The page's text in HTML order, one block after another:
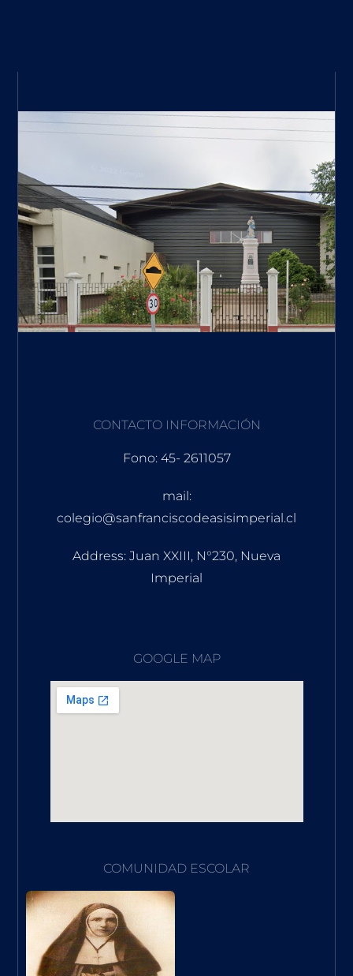
CONTACTO INFORMACIÓN
Fono: 45- 2611057
mail:
colegio@sanfranciscodeasisimperial.cl
Address: Juan XXIII, N°230, Nueva
Imperial
GOOGLE MAP
COMUNIDAD ESCOLAR